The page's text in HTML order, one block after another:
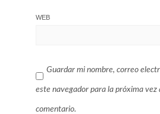
WEB
Guardar mi nombre, correo
este navegador para la próxima vez
comentario.